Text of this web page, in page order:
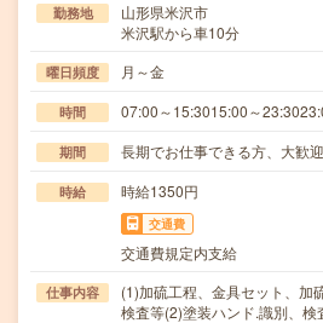
勤務地
山形県米沢市
米沢駅から車10分
曜日頻度 月～金
時間 07:00～15:3015:00～
期間 長期でお仕事できる方、大歓迎
時給 時給1350円
交通費
交通費規定内支給
仕事内容
(1)加硫工程、金具セット、加
検査等(2)塗装ハンド.識別、